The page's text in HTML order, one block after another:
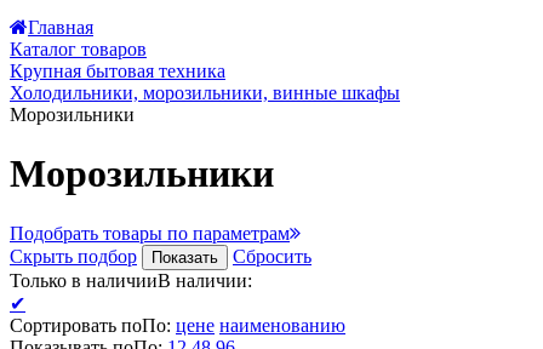
Главная
Каталог товаров
Крупная бытовая техника
Холодильники, морозильники, винные шкафы
Морозильники
Морозильники
Подобрать товары по параметрам
Скрыть подбор
Показать
Сбросить
Только в наличииВ наличии:
✔
Сортировать поПо: цене наименованию